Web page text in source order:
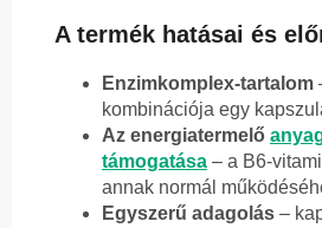
A termék hatásai és
Enzimkomplex-tartalom
kombinációja egy
Az energiatermelő
támogatása – a B6-
annak normál
Egyszerű adagolás –